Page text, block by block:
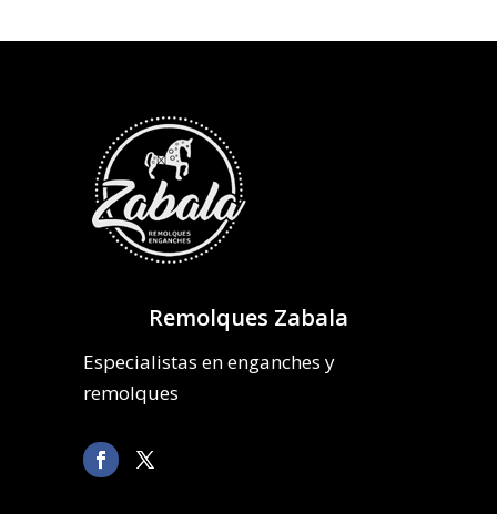
Remolques Zabala
Especialistas en enganches y
remolques